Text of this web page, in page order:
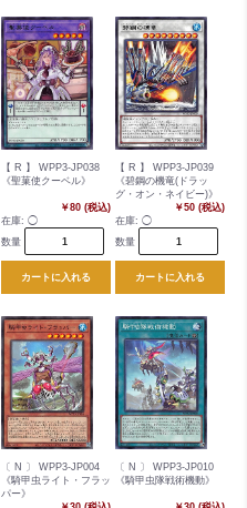
【 R 】 WPP3-JP038
《聖菓使クーベル》
￥80 (税込)
在庫: ◯
数量
カートに入れる
【 R 】 WPP3-JP039
《碧鋼の機竜(ドラッ
グ・オン・ネイビー)》
￥50 (税込)
在庫: ◯
数量
カートに入れる
〔 N 〕 WPP3-JP004
《騎甲虫ライト・フラッ
パー》
〔 N 〕 WPP3-JP010
《騎甲虫隊戦術機動》